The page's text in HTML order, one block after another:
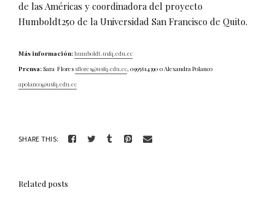
de las Américas y coordinadora del proyecto
Humboldt250 de la Universidad San Francisco de Quito.
Más información:humboldt.usfq.edu.ec
Prensa: Sara Flores sflores@usfq.edu.ec, 0995614390 o Alexandra Polanco
apolanco@usfq.edu.ec
SHARE THIS:
Related posts